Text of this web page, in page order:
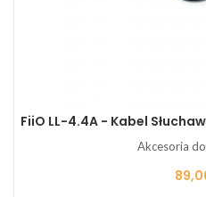
FiiO LL-4.4A - Kabel
Akcesoria
Cena